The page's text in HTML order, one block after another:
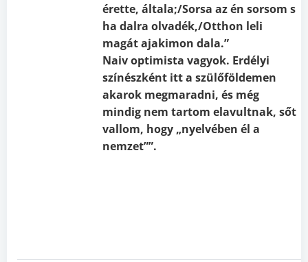
érette, általa;/Sorsa az én sorsom s
ha dalra olvadék,/Otthon leli
magát ajakimon dala.”
Naiv optimista vagyok. Erdélyi
színészként itt a szülőföldemen
akarok megmaradni, és még
mindig nem tartom elavultnak, sőt
vallom, hogy „nyelvében él a
nemzet””.